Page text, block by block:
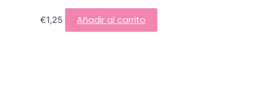
€1,25 Añadir al carrito